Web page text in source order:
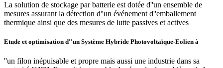
La solution de stockage par batterie est dotée d''un ensemble de
mesures assurant la détection d''un événement d''emballement
thermique ainsi que des mesures de lutte passives et actives
Etude et optimisation d''un Système Hybride Photovoltaïque-Eolien à
''un filon inépuisable et propre mais aussi une industrie dans sa